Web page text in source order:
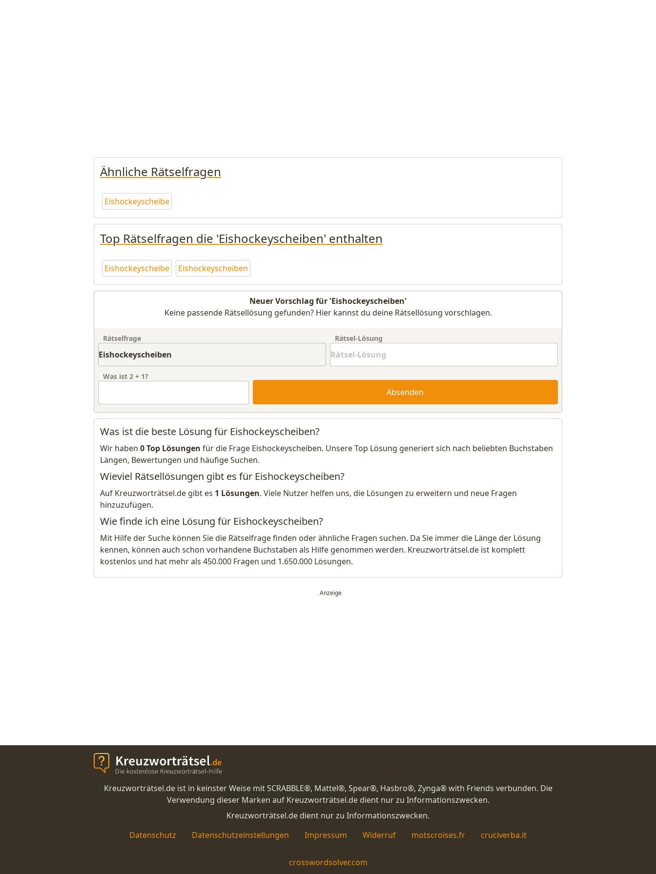
Ähnliche Rätselfragen
Eishockeyscheibe
Top Rätselfragen die 'Eishockeyscheiben' enthalten
Eishockeyscheibe Eishockeyscheiben
Neuer Vorschlag für 'Eishockeyscheiben'
Keine passende Rätsellösung gefunden? Hier kannst du deine Rätsellösung vorschlagen.
Rätselfrage Rätsel-Lösung
Was ist 2 + 1?
Absenden
Was ist die beste Lösung für Eishockeyscheiben?
Wir haben 0 Top Lösungen für die Frage Eishockeyscheiben. Unsere Top Lösung generiert sich nach beliebten Buchstaben
Längen, Bewertungen und häufige Suchen.
Wieviel Rätsellösungen gibt es für Eishockeyscheiben?
Auf Kreuzworträtsel.de gibt es 1 Lösungen. Viele Nutzer helfen uns, die Lösungen zu erweitern und neue Fragen
hinzuzufügen.
Wie finde ich eine Lösung für Eishockeyscheiben?
Mit Hilfe der Suche können Sie die Rätselfrage finden oder ähnliche Fragen suchen. Da Sie immer die Länge der Lösung
kennen, können auch schon vorhandene Buchstaben als Hilfe genommen werden. Kreuzworträtsel.de ist komplett
kostenlos und hat mehr als 450.000 Fragen und 1.650.000 Lösungen.
Kreuzworträtsel.de ist in keinster Weise mit SCRABBLE®, Mattel®, Spear®, Hasbro®, Zynga® with Friends verbunden. Die
Verwendung dieser Marken auf Kreuzworträtsel.de dient nur zu Informationszwecken.
Kreuzworträtsel.de dient nur zu Informationszwecken.
Datenschutz
Datenschutzeinstellungen Impressum Widerruf motscroises.fr cruciverba.it
crosswordsolver.com